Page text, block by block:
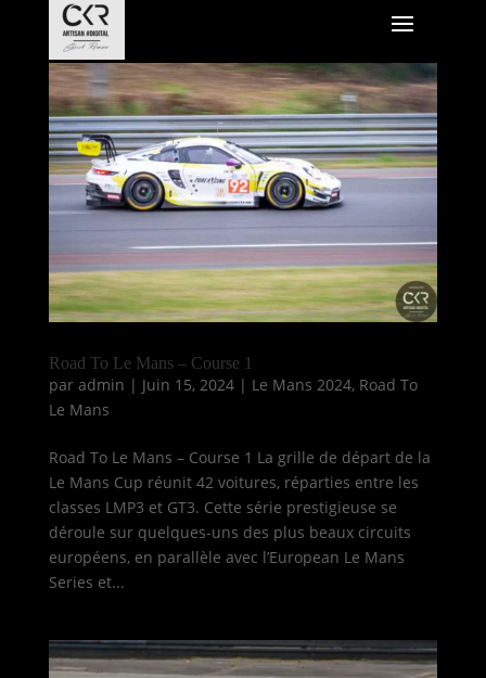
Road To Le Mans – Course 1
par admin | Juin 15, 2024| Le Mans 2024, Road To
Le Mans
Road To Le Mans – Course 1 La grille de départ de la
Le Mans Cup réunit 42 voitures, réparties entre les
classes LMP3 et GT3. Cette série prestigieuse se
déroule sur quelques-uns des plus beaux circuits
européens, en parallèle avec l’European Le Mans
Series et...